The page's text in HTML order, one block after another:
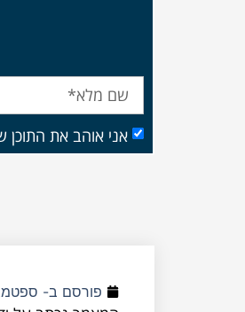
אני אוהב את התוכן
פורסם ב- ספטמבר